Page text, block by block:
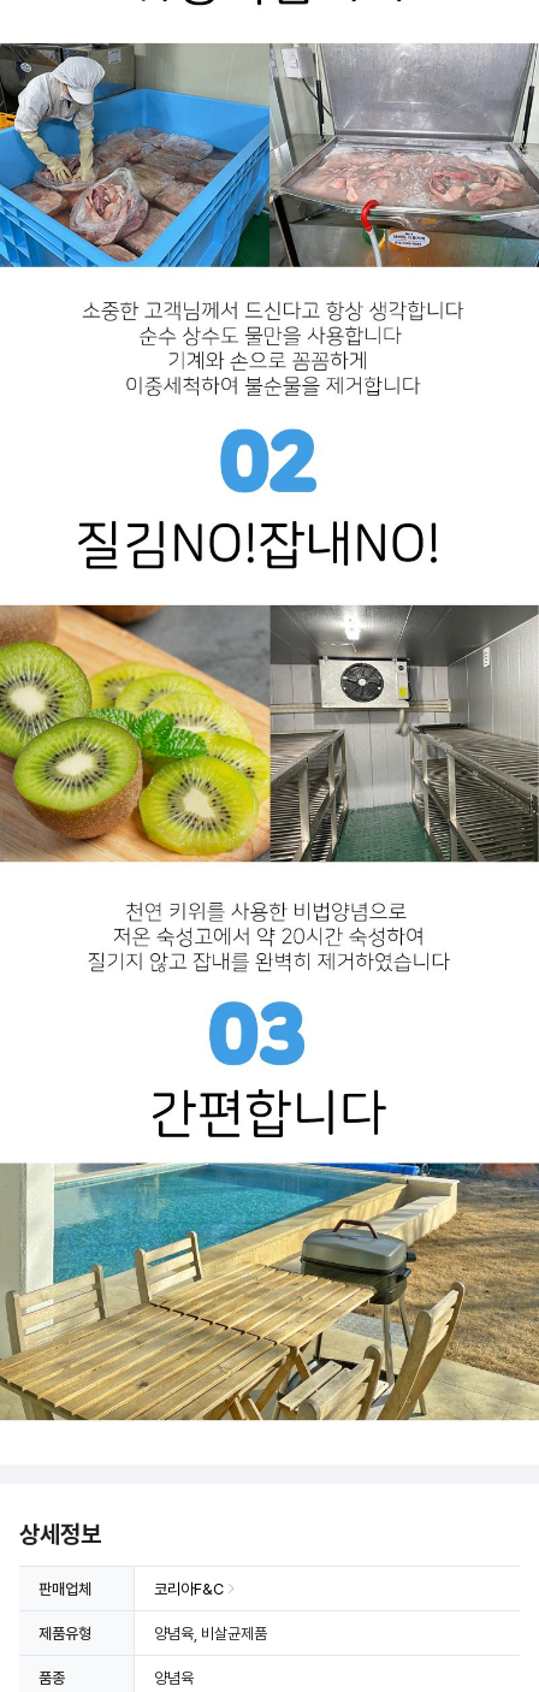
상세정보
판매업체 코리아F&C
제품유형 양념육, 비살균제품
품종 양념육